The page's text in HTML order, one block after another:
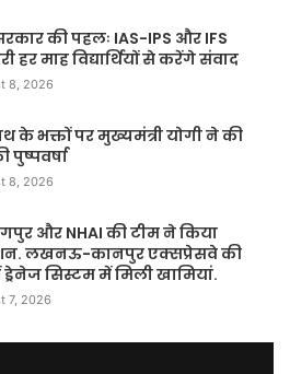
की पहलः IAS-IPS और IFS
हर माह विद्यार्थियों से करेंगे संवाद
8, 2026
के भक्तों पर मुख्यमंत्री योगी ने की
पुष्पवर्षा
8, 2026
और NHAI की टीम ने किया
लखनऊ-कानपुर एक्सप्रेसवे की
सिस्टम में मिली खामियां.
7, 2026